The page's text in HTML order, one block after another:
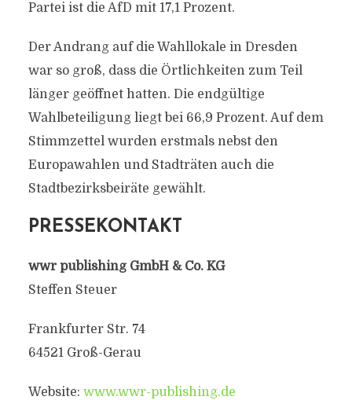
Partei ist die AfD mit 17,1 Prozent.
Der Andrang auf die Wahllokale in Dresden
war so groß, dass die Örtlichkeiten zum Teil
länger geöffnet hatten. Die endgültige
Wahlbeteiligung liegt bei 66,9 Prozent. Auf dem
Stimmzettel wurden erstmals nebst den
Europawahlen und Stadträten auch die
Stadtbezirksbeiräte gewählt.
PRESSEKONTAKT
wwr publishing GmbH & Co. KG
Steffen Steuer
Frankfurter Str. 74
64521 Groß-Gerau
Website: www.wwr-publishing.de